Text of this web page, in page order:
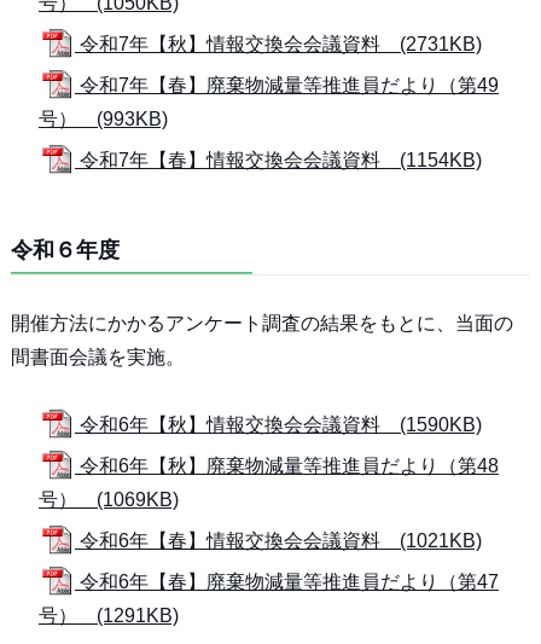
令和7年【秋】情報交換会会議資料 (2731KB)
令和7年【春】廃棄物減量等推進員だより（第49
号） (993KB)
令和7年【春】情報交換会会議資料 (1154KB)
令和６年度
開催方法にかかるアンケート調査の結果をもとに、当面の
間書面会議を実施。
令和6年【秋】情報交換会会議資料 (1590KB)
令和6年【秋】廃棄物減量等推進員だより（第48
号） (1069KB)
令和6年【春】情報交換会会議資料 (1021KB)
令和6年【春】廃棄物減量等推進員だより（第47
号） (1291KB)